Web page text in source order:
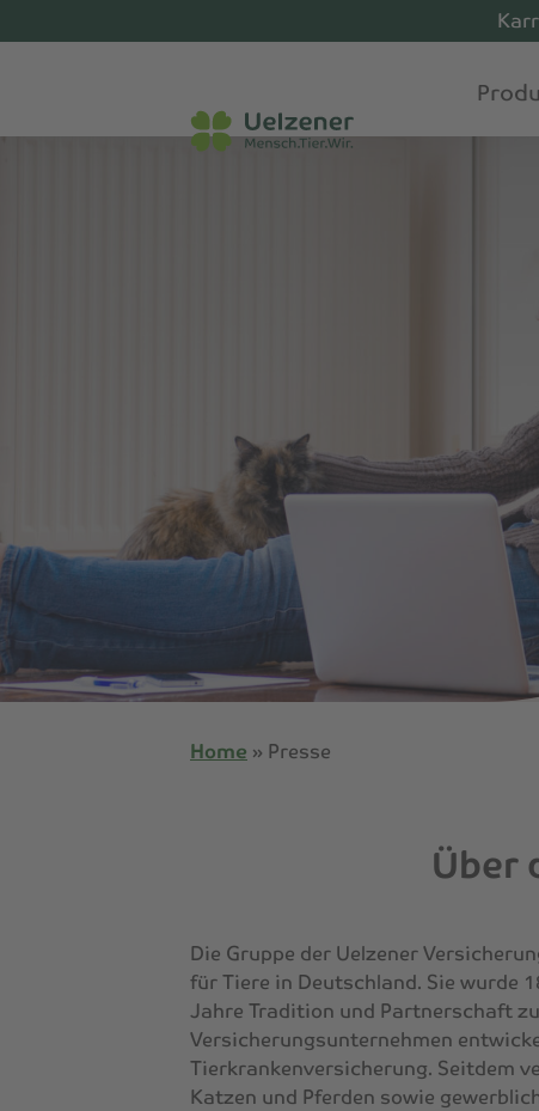
Home » Presse
Über
Die Gruppe der Uelzener
für Tiere in Deutschland. Sie wurde
Jahre Tradition und Partnerschaft
Versicherungsunternehmen
Tierkrankenversicherung. Seitdem
Katzen und Pferden sowie